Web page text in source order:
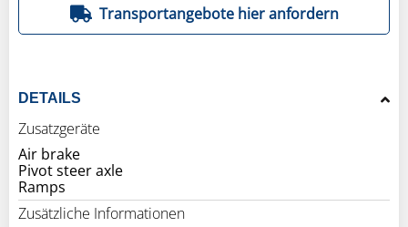
Transportangebote hier anfordern
DETAILS
Zusatzgeräte
Air brake
Pivot steer axle
Zusätzliche Informationen